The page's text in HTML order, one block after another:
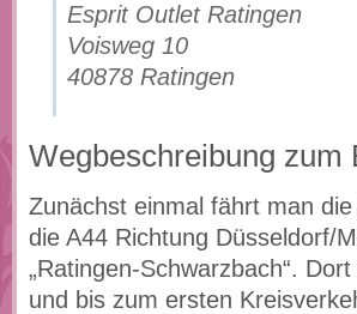
Esprit Outlet Ratingen
Voisweg 10
40878 Ratingen
Wegbeschreibung zum
Zunächst einmal fährt man
die A44 Richtung Düsseldorf/
„Ratingen-Schwarzbach“.
und bis zum ersten